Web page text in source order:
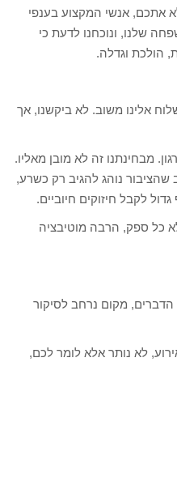
אתכם, אנשי המקצוע בענפי
שלנו, ונוכחנו לדעת כי
הולכת וגדלה.
אלינו משוב. לא ביקשנו, אך
מבחינתנו זה לא מובן מאליו.
שהציבור נוהג להגיב רק כשרע,
לקבל חיזוקים חיוביים.
כל ספק, הרבה מוטיבציה
הדברים, מקום נרחב לסיקור
לא נותר אלא לומר לכם,